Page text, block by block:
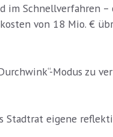
im Schnellverfahren
von 18 Mio. €
Modus zu
Stadtrat eigene